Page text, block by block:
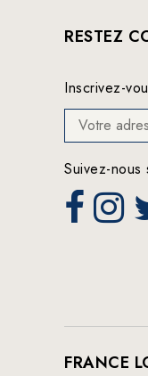
RESTEZ
Inscrivez-
Suivez-nous
FRANCE